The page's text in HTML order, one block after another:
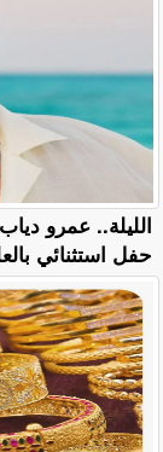
الليلة.. عمرو
حفل استثنائي